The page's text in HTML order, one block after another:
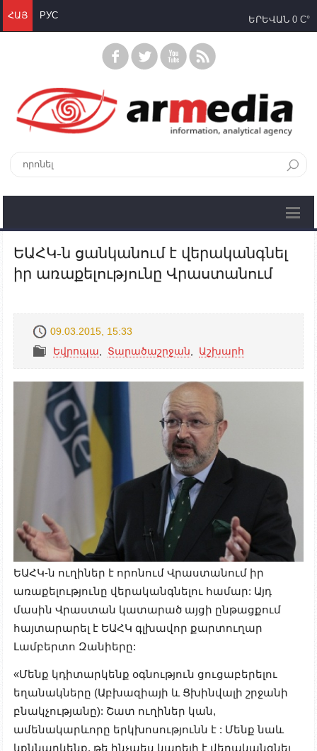
ՀԱՅ РУС ԵՐԵՎԱՆ 0 C°
ԵԱՀԿ-ն ցանկանում է վերականգնել
իր առաքելությունը Վրաստանում
09.03.2015, 15:33
Եվրոպա
Տարածաշրջան Աշխարհ
ԵԱՀԿ-ն ուղիներ է որոնում Վրաստանում իր
առաքելությունը վերականգնելու համար: Այդ
մասին Վրաստան կատարած այցի ընթացքում
հայտարարել է ԵԱՀԿ գլխավոր քարտուղար
Լամբերտո Զանիերը:
«Մենք կդիտարկենք օգնություն ցուցաբերելու
եղանակները (Աբխազիայի և Ցխինվալի շրջանի
բնակչությանը): Շատ ուղիներ կան,
ամենակարևորը երկխոսությունն է : Մենք նաև
կքննարկենք, թե ինչպես կարելի է վերականգնել